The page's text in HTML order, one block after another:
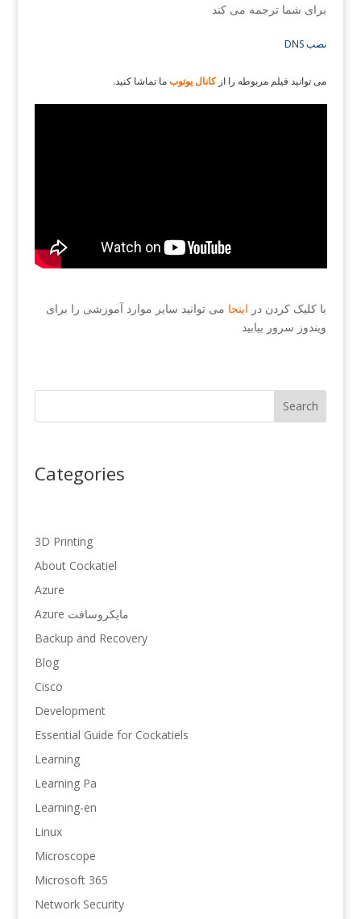
برای شما ترجمه می کند
DNS نصب
.می توانید فیلم مربوطه را ازکانال یوتوبما تماشا کنید
با کلیک کردن در اینجا می توانید سایر موارد آموزشی را برای
ویندوز سرور بیابید
Search
Categories
3D Printing
About Cockatiel
Azure
Azure مایکروسافت
Backup and Recovery
Blog
Cisco
Development
Essential Guide for Cockatiels
Learning
Learning Pa
Learning-en
Linux
Microscope
Microsoft 365
Network Security